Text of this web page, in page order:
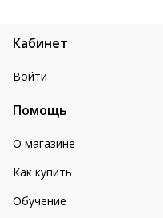
Кабинет
Войти
Помощь
О магазине
Как купить
Обучение